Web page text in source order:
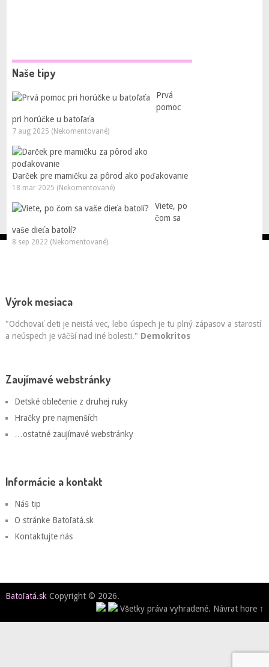
Naše tipy
Prvá
pomoc
pri horúčke u batoľaťa
7 aug 2025 (Nekomentované)
Darček pre mamičku za pôrod ako poďakovanie
18 mar 2025 (Nekomentované)
Viete, po
čom sa
vaše dieťa batolí?
8 sep 2022 (Nekomentované)
Výrok mesiaca
"Odchovať deti je neistá vec, lebo úspech je tu plný zápasov a starostí
a neúspech je väčší nad iné bolesti." Demokritos
Zaujímavé webstránky
Detské oblečenie z druhej ruky
Hračky pre najmenších
…ostatné zaujímavé webstránky
Informácie a kontakt
Náš tip
O stránke Batoľatá.sk
Kontaktujte nás
Batoľatá.skCopyright © 2026.
Všetky práva vyhradené. Návrat hore ↑